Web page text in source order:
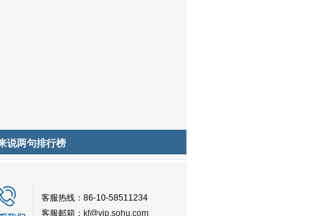
说两句排行榜
客服热线：86-10-58511234
客服邮箱： kf@vip.sohu.com